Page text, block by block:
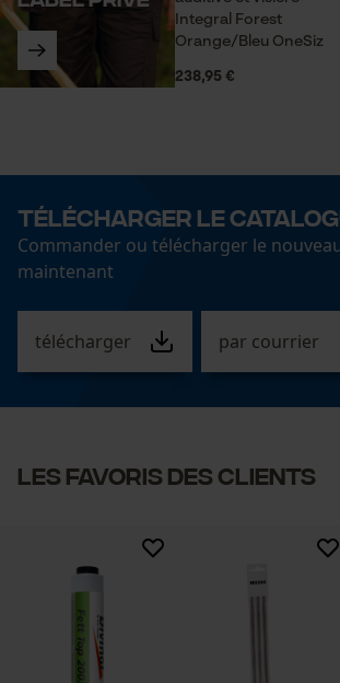
Integral Forest
Orange/Bleu OneSiz
238,95 €
Télécharger le
Commander ou télécharger le
maintenant
télécharger par courrier
Les favoris des clients
ID de session
Sauvegarder les
Econda Analytics
Mouseflow Web Analytics
Cookies de performance